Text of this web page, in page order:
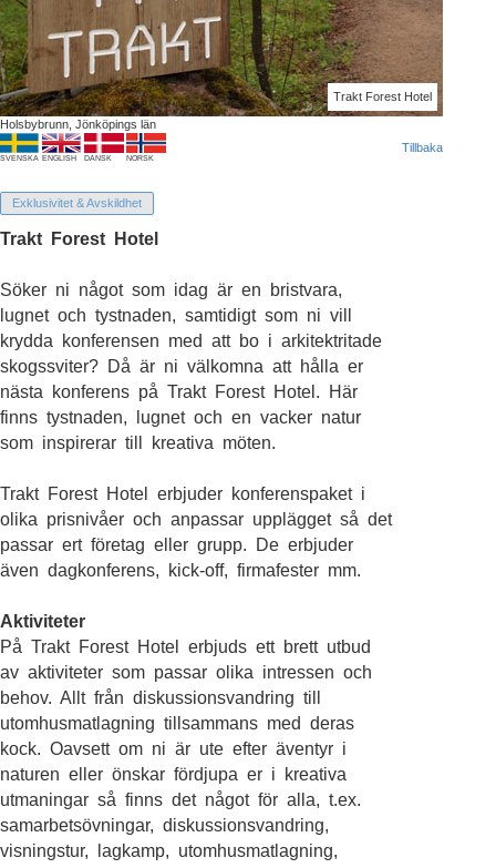
Trakt Forest Hotel
Holsbybrunn, Jönköpings län
SVENSKA ENGLISH DANSK NORSK
Tillbaka
Exklusivitet & Avskildhet
Trakt Forest Hotel
Söker ni något som idag är en bristvara,
lugnet och tystnaden, samtidigt som ni vill
krydda konferensen med att bo i arkitektritade
skogssviter? Då är ni välkomna att hålla er
nästa konferens på Trakt Forest Hotel. Här
finns tystnaden, lugnet och en vacker natur
som inspirerar till kreativa möten.
Trakt Forest Hotel erbjuder konferenspaket i
olika prisnivåer och anpassar upplägget så det
passar ert företag eller grupp. De erbjuder
även dagkonferens, kick-off, firmafester mm.
Aktiviteter
På Trakt Forest Hotel erbjuds ett brett utbud
av aktiviteter som passar olika intressen och
behov. Allt från diskussionsvandring till
utomhusmatlagning tillsammans med deras
kock. Oavsett om ni är ute efter äventyr i
naturen eller önskar fördjupa er i kreativa
utmaningar så finns det något för alla, t.ex.
samarbetsövningar, diskussionsvandring,
visningstur, lagkamp, utomhusmatlagning,